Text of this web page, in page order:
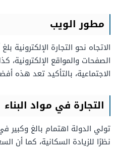
مطور الويب
الاتجاه نحو التجارة
الصفحات والمواقع الإلكترونية،
الاجتماعية، بالتأكيد تعد هذه
التجارة في مواد البناء
تولي الدولة اهتمام بالغ
نظرًا للزيادة السكانية، كما أن